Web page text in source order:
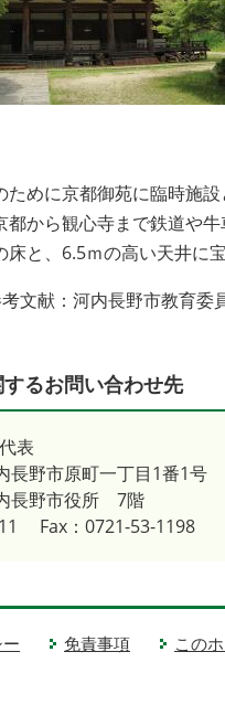
ために京都御苑に臨時施
都から観心寺まで鉄道や
と、6.5ｍの高い天井に
文献：河内長野市教育委
るお問い合わせ先
代表
長野市原町一丁目1番1号
長野市役所 7階
Fax：0721-53-1198
免責事項 この